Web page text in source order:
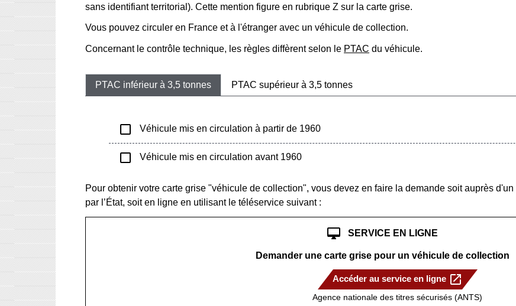
sans identifiant territorial). Cette mention figure en rubrique Z sur la carte grise.
Vous pouvez circuler en France et à l'étranger avec un véhicule de collection.
Concernant le contrôle technique, les règles diffèrent selon le PTAC du véhicule.
PTAC inférieur à 3,5 tonnes PTAC supérieur à 3,5 tonnes
check_box_outline_blank Véhicule mis en circulation à partir de 1960
check_box_outline_blank Véhicule mis en circulation avant 1960
Pour obtenir votre carte grise "véhicule de collection", vous devez en faire la demande soit auprès d'un
par l’État, soit en ligne en utilisant le téléservice suivant :
desktop_mac SERVICE EN LIGNE
Demander une carte grise pour un véhicule de collection
Accéder au service en ligne open_in_new
Agence nationale des titres sécurisés (ANTS)